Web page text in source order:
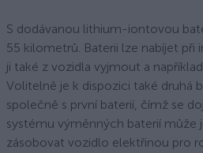
S dodávanou lithium-iontovou
55 kilometrů. Baterii lze nabíjet při
ji také z vozidla vyjmout a
Volitelně je k dispozici také druhá
společně s první baterií, čímž se
systému výměnných baterií může
zásobovat vozidlo elektřinou pro